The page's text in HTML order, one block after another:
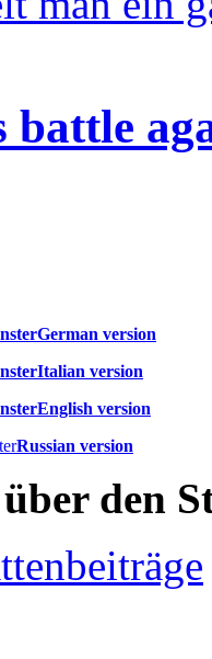
battle
German version
Italian version
English version
Russian version
den